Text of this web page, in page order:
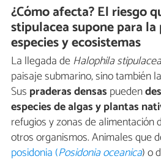
¿Cómo afecta? El riesgo
stipulacea supone para
especies y ecosistemas
La llegada deHalophila stipulacea
paisaje submarino, sino también
Sus praderas densas pueden
especies de algas y plantas
refugios y zonas de alimentación
otros organismos. Animales que
posidonia (Posidonia oceanica) o